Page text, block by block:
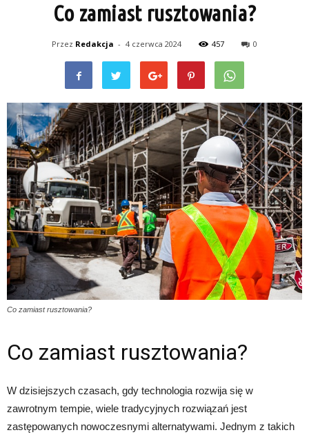
Co zamiast rusztowania?
Przez Redakcja - 4 czerwca 2024 457 0
Co zamiast rusztowania?
Co zamiast rusztowania?
W dzisiejszych czasach, gdy technologia rozwija się w
zawrotnym tempie, wiele tradycyjnych rozwiązań jest
zastępowanych nowoczesnymi alternatywami. Jednym z takich